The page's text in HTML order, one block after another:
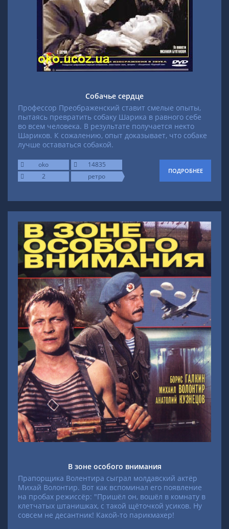
Собачье сердце
Профессор Преображенский ставит смелые опыты,
пытаясь превратить собаку Шарика в равного себе
во всем человека. В результате получается некто
Шариков. К сожалению, опыт доказывает, что собаке
лучше оставаться собакой.
oko
14835
2
ретро
ПОДРОБНЕЕ
В зоне особого внимания
Прапорщика Волентира сыграл молдавский актёр
Михай Волонтир. Вот как вспоминал его появление
на пробах режиссёр: "Пришёл он, вошёл в комнату в
клетчатых штанишках, с такой щёточкой усиков. Ну
совсем не десантник! Какой-то парикмахер!